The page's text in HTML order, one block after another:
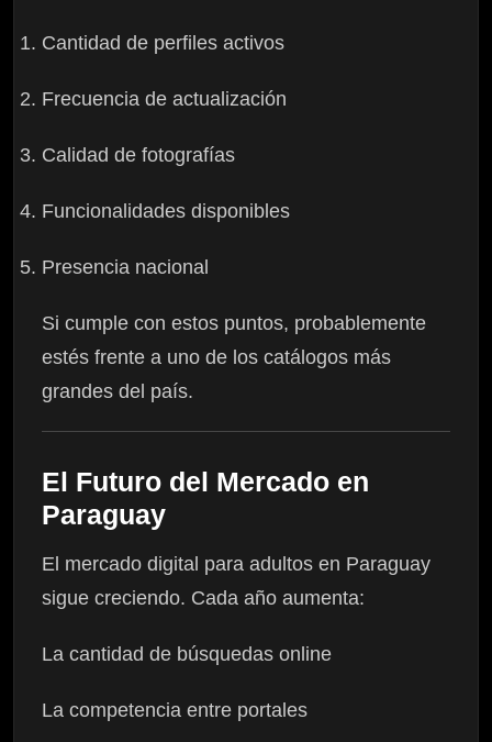
Cantidad de perfiles activos
Frecuencia de actualización
Calidad de fotografías
Funcionalidades disponibles
Presencia nacional
Si cumple con estos puntos, probablemente
estés frente a uno de los catálogos más
grandes del país.
El Futuro del Mercado en
Paraguay
El mercado digital para adultos en Paraguay
sigue creciendo. Cada año aumenta:
La cantidad de búsquedas online
La competencia entre portales